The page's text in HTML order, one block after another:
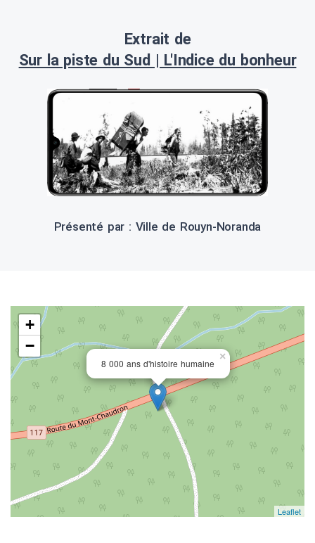
Extrait de
Sur la piste du Sud | L'Indice du bonheur
Présenté par : Ville de Rouyn-Noranda
8 000 ans d'histoire humaine
×
+
−
Leaflet